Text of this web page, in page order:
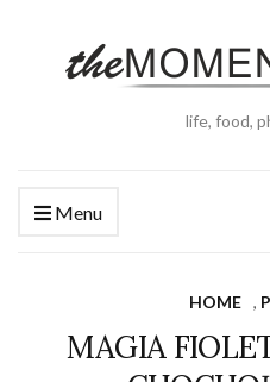
life, food,
Menu
HOME ,
MAGIA